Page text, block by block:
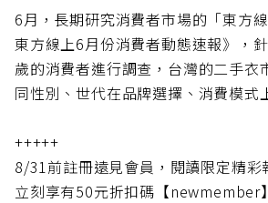
6月，長期研究消費者市場的「東方
東方線上6月份消費者動態速報》，
歲的消費者進行調查，台灣的二手衣
同性別、世代在品牌選擇、消費模式
+++++
8/31前註冊遠見會員，閱讀限定精彩
立刻享有50元折扣碼【newmember